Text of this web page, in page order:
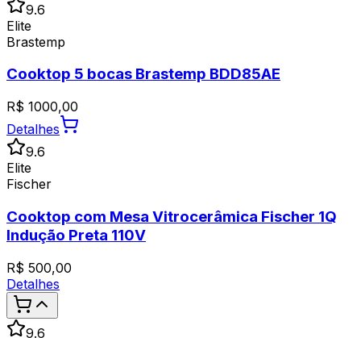
9.6
Elite
Brastemp
Cooktop 5 bocas Brastemp BDD85AE
R$ 1000,00
Detalhes
9.6
Elite
Fischer
Cooktop com Mesa Vitrocerâmica Fischer 1Q
Indução Preta 110V
R$ 500,00
Detalhes
9.6